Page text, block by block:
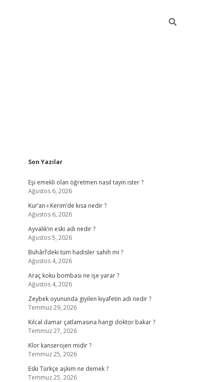
Sidebar
Son Yazılar
Eşi emekli olan öğretmen nasıl tayin ister ?
Ağustos 6, 2026
Kur’an-ı Kerim’de kısa nedir ?
Ağustos 6, 2026
Ayvalık’ın eski adı nedir ?
Ağustos 5, 2026
Buhârî’deki tüm hadisler sahih mi ?
Ağustos 4, 2026
Araç koku bombası ne işe yarar ?
Ağustos 4, 2026
Zeybek oyununda giyilen kıyafetin adı nedir ?
Temmuz 29, 2026
Kılcal damar çatlamasına hangi doktor bakar ?
Temmuz 27, 2026
Klor kanserojen midir ?
Temmuz 25, 2026
Eski Türkçe aşkım ne demek ?
Temmuz 25, 2026